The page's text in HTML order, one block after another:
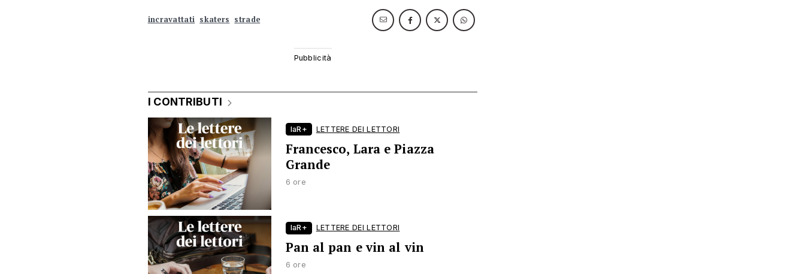
incravattati skaters strade
I CONTRIBUTI
laR+ LETTERE DEI LETTORI
Francesco, Lara e Piazza
Grande
6 ore
laR+ LETTERE DEI LETTORI
Pan al pan e vin al vin
6 ore